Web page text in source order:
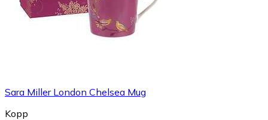
Sara Miller London Chelsea Mug
Kopp